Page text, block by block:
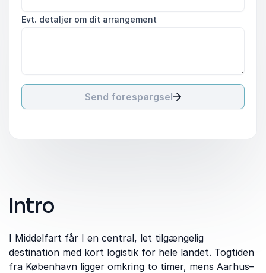
Evt. detaljer om dit arrangement
Send forespørgsel
Intro
I Middelfart får I en central, let tilgængelig
destination med kort logistik for hele landet. Togtiden
fra København ligger omkring to timer, mens Aarhus–